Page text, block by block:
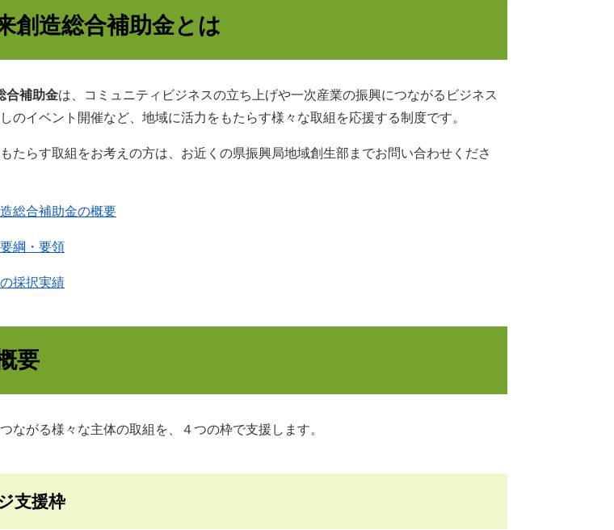
創造総合補助金とは
合補助金は、コミュニティビジネスの立ち上げや一次産業の振興につながるビジネス
のイベント開催など、地域に活力をもたらす様々な取組を応援する制度です。
たらす取組をお考えの方は、お近くの県振興局地域創生部までお問い合わせくださ
総合補助金の概要
綱・要領
採択実績
要
ながる様々な主体の取組を、４つの枠で支援します。
支援枠